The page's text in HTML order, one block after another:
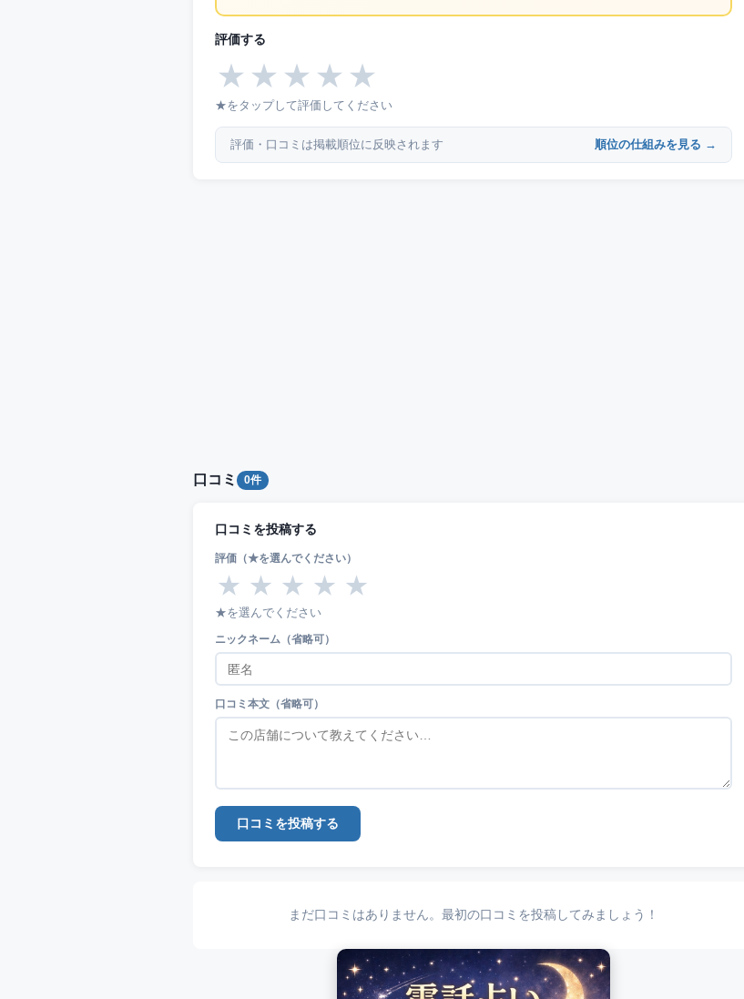
評価する
★ ★ ★ ★ ★
★をタップして評価してください
評価・口コミは掲載順位に反映されます 順位の仕組みを見る →
口コミ 0件
口コミを投稿する
評価（★を選んでください）
★ ★ ★ ★ ★
★を選んでください
ニックネーム（省略可）
口コミ本文（省略可）
口コミを投稿する
まだ口コミはありません。最初の口コミを投稿してみましょう！